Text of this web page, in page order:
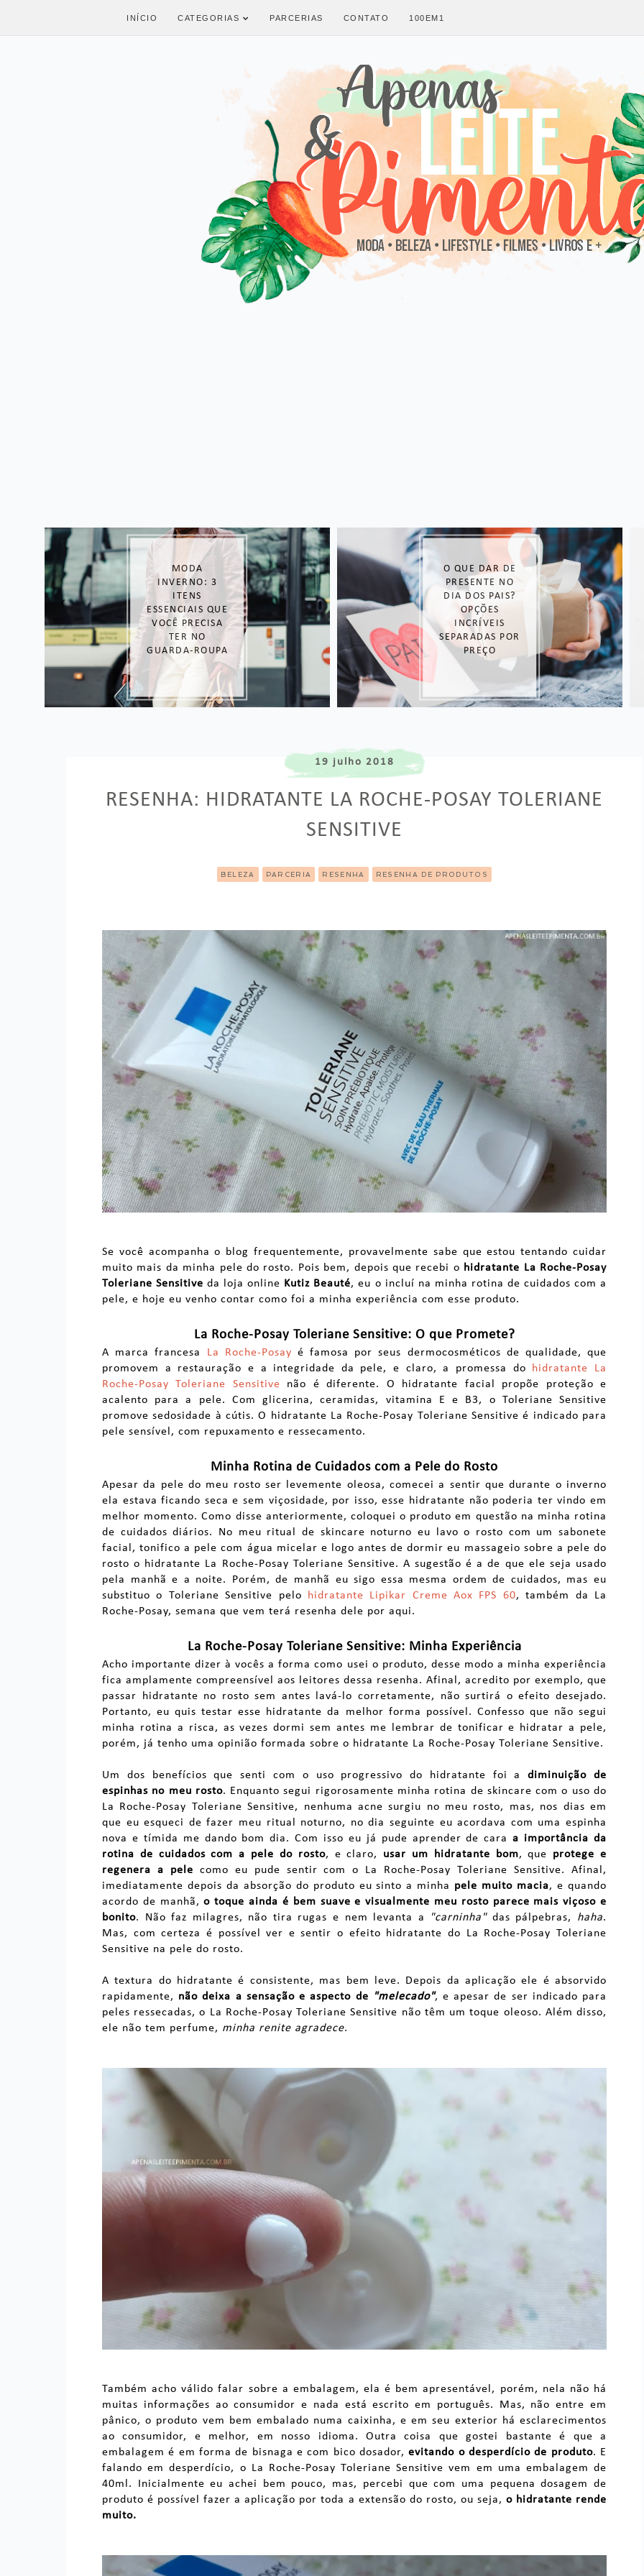
INÍCIO CATEGORIAS PARCERIAS CONTATO 100EM1
O QUE DAR DE
PRESENTE NO
DIA DOS PAIS?
OPÇÕES
INCRÍVEIS
SEPARADAS POR
PREÇO
PRESENTES QUE
ABRAÇAM A
ROTINA: 3 ITENS
PARA
TRANSFORMAR
O ENXOVAL DE
UMA GRÁVIDA
19 julho 2018
RESENHA: HIDRATANTE LA ROCHE-POSAY TOLERIANE
SENSITIVE
BELEZA PARCERIA RESENHA RESENHA DE PRODUTOS
Se você acompanha o blog frequentemente, provavelmente sabe que estou tentando cuidar
muito mais da minha pele do rosto. Pois bem, depois que recebi o hidratante La Roche-Posay
Toleriane Sensitive da loja online Kutiz Beauté, eu o incluí na minha rotina de cuidados com a
pele, e hoje eu venho contar como foi a minha experiência com esse produto.
La Roche-Posay Toleriane Sensitive: O que Promete?
A marca francesa La Roche-Posay é famosa por seus dermocosméticos de qualidade, que
promovem a restauração e a integridade da pele, e claro, a promessa do
hidratante La
Roche-Posay Toleriane Sensitive não é diferente. O hidratante facial propõe proteção e
acalento para a pele. Com glicerina, ceramidas, vitamina E e B3, o Toleriane Sensitive
promove sedosidade à cútis. O hidratante La Roche-Posay Toleriane Sensitive é indicado para
pele sensível, com repuxamento e ressecamento.
Minha Rotina de Cuidados com a Pele do Rosto
Apesar da pele do meu rosto ser levemente oleosa, comecei a sentir que durante o inverno
ela estava ficando seca e sem viçosidade, por isso, esse hidratante não poderia ter vindo em
melhor momento. Como disse anteriormente, coloquei o produto em questão na minha rotina
de cuidados diários. No meu ritual de skincare noturno eu lavo o rosto com um sabonete
facial, tonifico a pele com água micelar e logo antes de dormir eu massageio sobre a pele do
rosto o hidratante La Roche-Posay Toleriane Sensitive. A sugestão é a de que ele seja usado
pela manhã e a noite. Porém, de manhã eu sigo essa mesma ordem de cuidados, mas eu
substituo o Toleriane Sensitive pelo
hidratante Lipikar Creme Aox FPS 60, também da La
Roche-Posay, semana que vem terá resenha dele por aqui.
La Roche-Posay Toleriane Sensitive: Minha Experiência
Acho importante dizer à vocês a forma como usei o produto, desse modo a minha experiência
fica amplamente compreensível aos leitores dessa resenha. Afinal, acredito por exemplo, que
passar hidratante no rosto sem antes lavá-lo corretamente, não surtirá o efeito desejado.
Portanto, eu quis testar esse hidratante da melhor forma possível. Confesso que não segui
minha rotina a risca, as vezes dormi sem antes me lembrar de tonificar e hidratar a pele,
porém, já tenho uma opinião formada sobre o hidratante La Roche-Posay Toleriane Sensitive.
Um dos benefícios que senti com o uso progressivo do hidratante foi adiminuição de
espinhas no meu rosto. Enquanto segui rigorosamente minha rotina de skincare com o uso do
La Roche-Posay Toleriane Sensitive, nenhuma acne surgiu no meu rosto, mas, nos dias em
que eu esqueci de fazer meu ritual noturno, no dia seguinte eu acordava com uma espinha
nova e tímida me dando bom dia. Com isso eu já pude aprender de caraa importância da
rotina de cuidados com a pele do rosto, e claro, usar um hidratante bom, que protege e
regenera a pele como eu pude sentir com o La Roche-Posay Toleriane Sensitive. Afinal,
imediatamente depois da absorção do produto eu sinto a minha pele muito macia, e quando
acordo de manhã,o toque ainda é bem suave e visualmente meu rosto parece mais viçoso e
bonito. Não faz milagres, não tira rugas e nem levanta a "carninha"das pálpebras, haha.
Mas, com certeza é possível ver e sentir o efeito hidratante do La Roche-Posay Toleriane
Sensitive na pele do rosto.
A textura do hidratante é consistente, mas bem leve. Depois da aplicação ele é absorvido
rapidamente, não deixa a sensação e aspecto de "melecado", e apesar de ser indicado para
peles ressecadas, o La Roche-Posay Toleriane Sensitive não têm um toque oleoso. Além disso,
ele não tem perfume, minha renite agradece.
Também acho válido falar sobre a embalagem, ela é bem apresentável, porém, nela não há
muitas informações ao consumidor e nada está escrito em português. Mas, não entre em
pânico, o produto vem bem embalado numa caixinha, e em seu exterior há esclarecimentos
ao consumidor, e melhor, em nosso idioma. Outra coisa que gostei bastante é que a
embalagem é em forma de bisnaga e com bico dosador,evitando o desperdício de produto. E
falando em desperdício, o La Roche-Posay Toleriane Sensitive vem em uma embalagem de
40ml. Inicialmente eu achei bem pouco, mas, percebi que com uma pequena dosagem de
produto é possível fazer a aplicação por toda a extensão do rosto, ou seja, o hidratante rende
muito.